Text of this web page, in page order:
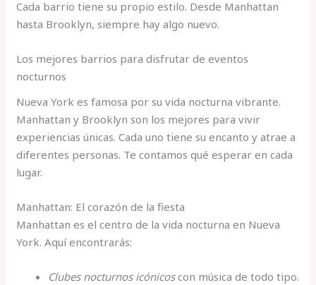
Cada barrio tiene su propio estilo. Desde Manhattan
hasta Brooklyn, siempre hay algo nuevo.
Los mejores barrios para disfrutar de eventos
nocturnos
Nueva York es famosa por su vida nocturna vibrante.
Manhattan y Brooklyn son los mejores para vivir
experiencias únicas. Cada uno tiene su encanto y atrae a
diferentes personas. Te contamos qué esperar en cada
lugar.
Manhattan: El corazón de la fiesta
Manhattan es el centro de la vida nocturna en Nueva
York. Aquí encontrarás:
Clubes nocturnos icónicoscon música de todo tipo.